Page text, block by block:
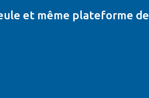
et même plateforme de